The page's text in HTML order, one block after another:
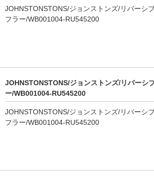
JOHNSTONSTONS/ジョンストンズ/リバーシ
フラー/WB001004-RU545200
JOHNSTONSTONS/ジョンストンズ/リバーシ
ー/WB001004-RU545200
JOHNSTONSTONS/ジョンストンズ/リバーシ
フラー/WB001004-RU545200